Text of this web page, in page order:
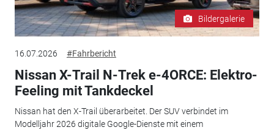
Bildergalerie
16.07.2026 #Fahrbericht
Nissan X-Trail N-Trek e-4ORCE: Elektro-
Feeling mit Tankdeckel
Nissan hat den X-Trail überarbeitet. Der SUV verbindet im
Modelljahr 2026 digitale Google-Dienste mit einem